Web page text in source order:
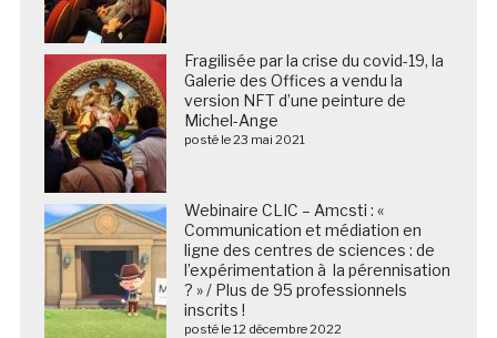
Fragilisée par la crise du covid-19, la
Galerie des Offices a vendu la
version NFT d’une peinture de
Michel-Ange
posté le 23 mai 2021
Webinaire CLIC – Amcsti : «
Communication et médiation en
ligne des centres de sciences : de
l’expérimentation à la pérennisation
? » / Plus de 95 professionnels
inscrits !
posté le 12 décembre 2022